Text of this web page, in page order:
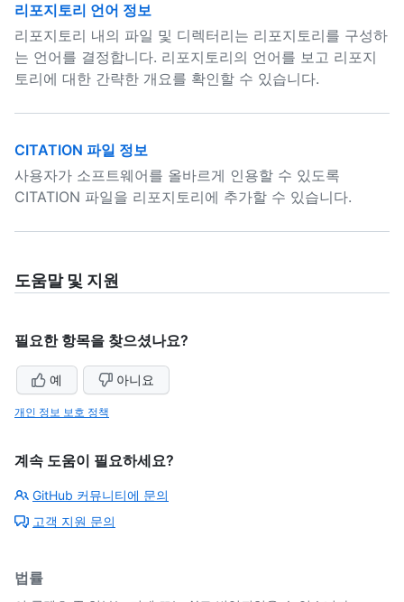
리포지토리 언어 정보
리포지토리 내의 파일 및 디렉터리는 리포지토리를 구성하
는 언어를 결정합니다. 리포지토리의 언어를 보고 리포지
토리에 대한 간략한 개요를 확인할 수 있습니다.
CITATION 파일 정보
사용자가 소프트웨어를 올바르게 인용할 수 있도록
CITATION 파일을 리포지토리에 추가할 수 있습니다.
도움말 및 지원
필요한 항목을 찾으셨나요?
예 아니요
개인 정보 보호 정책
계속 도움이 필요하세요?
GitHub 커뮤니티에 문의
고객 지원 문의
법률